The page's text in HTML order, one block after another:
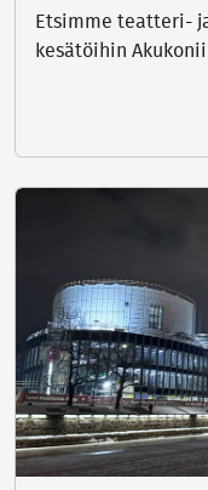
Etsimme teatteri-
kesätöihin